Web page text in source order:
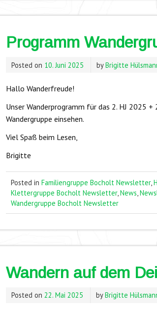
Programm
Posted on 10. Juni 2025 byBrigitte
Hallo Wanderfreude!
Unser Wanderprogramm für das 2. HJ 2025
Wandergruppe einsehen.
Viel Spaß beim Lesen,
Brigitte
Posted in Familiengruppe Bocholt Newsletter,
Klettergruppe Bocholt Newsletter, News
Wandergruppe Bocholt Newsletter
Wandern auf dem
Posted on 22. Mai 2025 byBrigitte